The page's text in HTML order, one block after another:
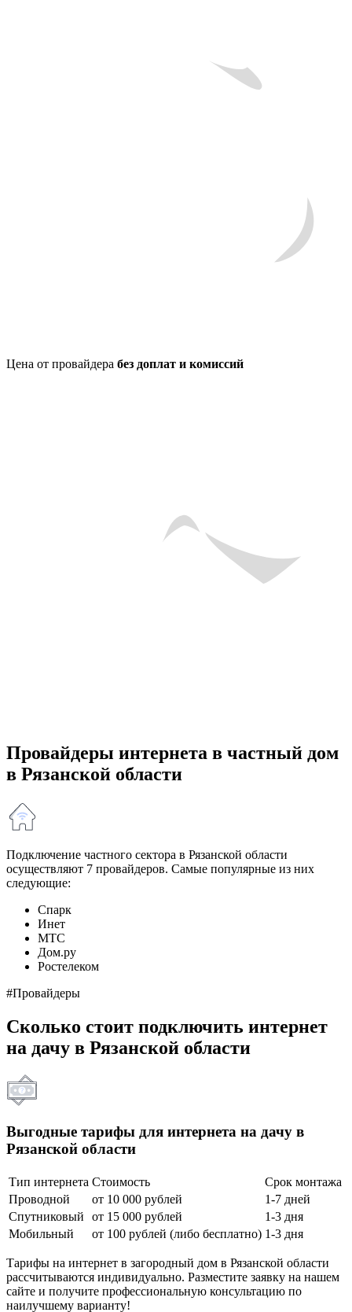
Цена от провайдера без доплат и комиссий
Провайдеры интернета в частный дом
в Рязанской области
Подключение частного сектора в Рязанской области
осуществляют 7 провайдеров. Самые популярные из них
следующие:
Спарк
Инет
МТС
Дом.ру
Ростелеком
#Провайдеры
Сколько стоит подключить интернет
на дачу в Рязанской области
Выгодные тарифы для интернета на дачу в
Рязанской области
Тип интернета Стоимость
Срок монтажа
Проводной
от 10 000 рублей
1-7 дней
Спутниковый
от 15 000 рублей
1-3 дня
Мобильный
от 100 рублей (либо бесплатно) 1-3 дня
Тарифы на интернет в загородный дом в Рязанской области
рассчитываются индивидуально. Разместите заявку на нашем
сайте и получите профессиональную консультацию по
наилучшему варианту!